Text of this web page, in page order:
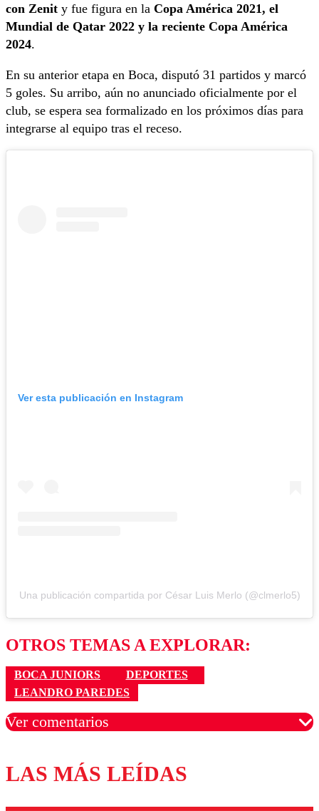
con Zenit y fue figura en la Copa América 2021, el
Mundial de Qatar 2022 y la reciente Copa América
2024.
En su anterior etapa en Boca, disputó 31 partidos y marcó
5 goles. Su arribo, aún no anunciado oficialmente por el
club, se espera sea formalizado en los próximos días para
integrarse al equipo tras el receso.
Ver esta publicación en Instagram
Una publicación compartida por César Luis Merlo (@clmerlo5)
OTROS TEMAS A EXPLORAR:
BOCA JUNIORS
DEPORTES
LEANDRO PAREDES
Ver comentarios
Los comentarios son moderados para garantizar un
diálogo respetuoso.
LAS MÁS LEÍDAS